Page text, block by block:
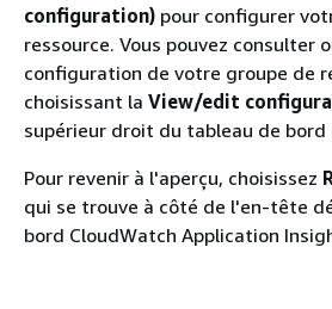
configuration) pour configurer
ressource. Vous pouvez consulter
configuration de votre groupe de
choisissant la View/edit
supérieur droit du tableau de bord
Pour revenir à l'aperçu, choisissez
qui se trouve à côté de l'en-tête
bord CloudWatch Application